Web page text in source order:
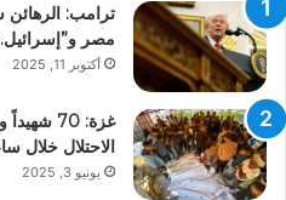
ترامب: الرهائن
مصر
أكتوبر 11, 2025
غزة: 70
الاحتلال خلال
يونيو 3, 2025